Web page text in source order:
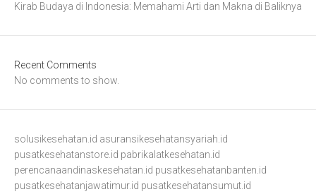
Kirab Budaya di Indonesia: Memahami Arti dan Makna di Baliknya
Recent Comments
No comments to show.
solusikesehatan.id asuransikesehatansyariah.id
pusatkesehatanstore.id pabrikalatkesehatan.id
perencanaandinaskesehatan.id pusatkesehatanbanten.id
pusatkesehatanjawatimur.id pusatkesehatansumut.id